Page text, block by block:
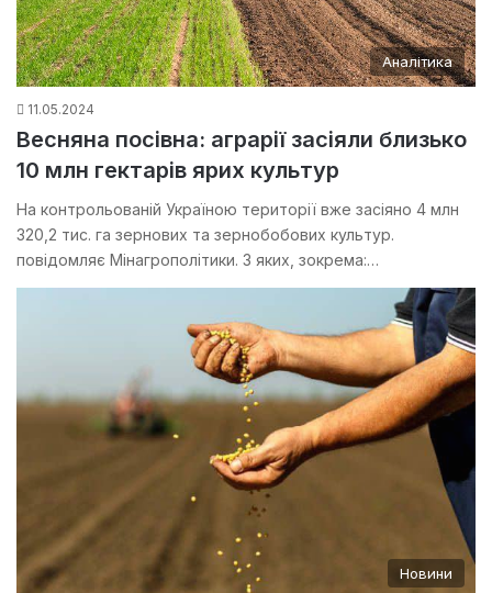
Аналітика
11.05.2024
Весняна посівна: аграрії засіяли близько
10 млн гектарів ярих культур
На контрольованій Україною території вже засіяно 4 млн
320,2 тис. га зернових та зернобобових культур.
повідомляє Мінагрополітики. З яких, зокрема:…
Новини